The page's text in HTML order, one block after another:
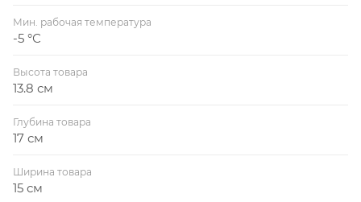
Мин. рабочая температура
-5 °С
Высота товара
13.8 см
Глубина товара
17 см
Ширина товара
15 см